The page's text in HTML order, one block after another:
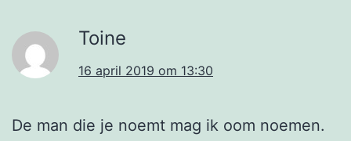
Toine
16 april 2019 om 13:30
De man die je noemt mag ik oom noemen.